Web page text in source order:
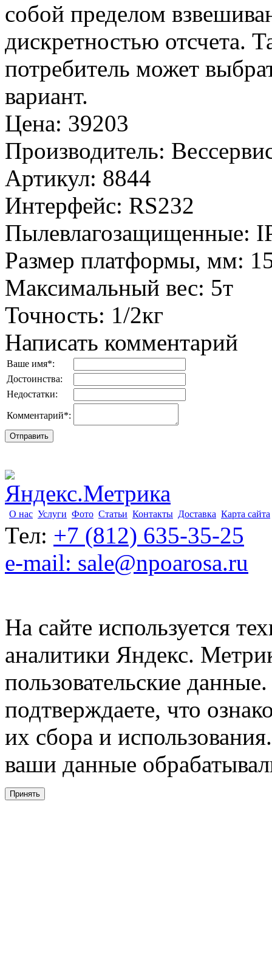
собой пределом
дискретностью отсчета.
потребитель может
вариант.
Цена: 39203
Производитель:
Артикул: 8844
Интерфейс: RS232
Пылевлагозащищенные:
Размер платформы, мм:
Максимальный вес: 5т
Точность: 1/2кг
Написать комментарий
Ваше имя*:
Достоинства:
Недостатки:
Комментарий*:
О нас Услуги Фото Статьи Контакты Доставка Карта сайта
Тел: +7 (812) 635-35-25
e-mail: sale@npoarosa.ru
На сайте используется
аналитики Яндекс.
пользовательские
подтверждаете, что
их сбора и
ваши данные
Принять